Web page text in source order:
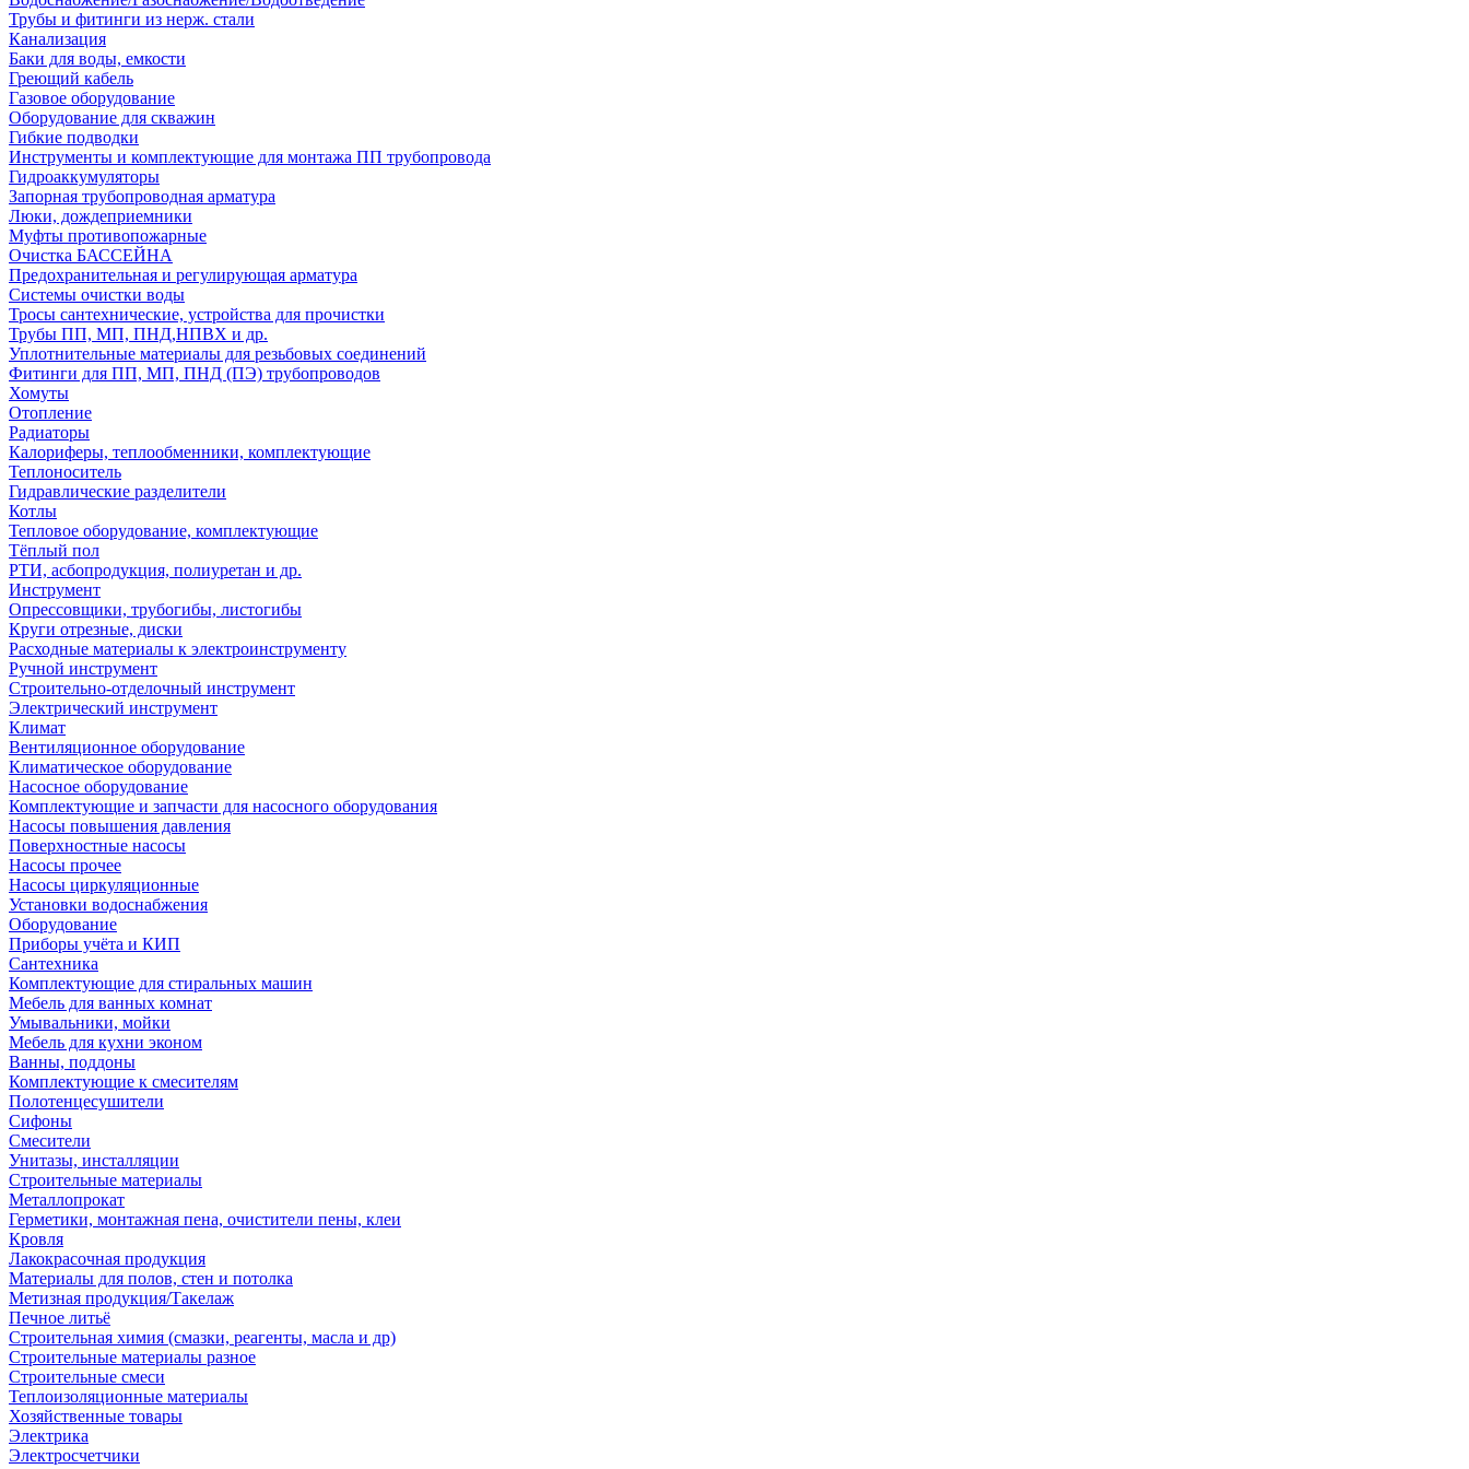
Трубы и фитинги из нерж. стали
Канализация
Баки для воды, емкости
Греющий кабель
Газовое оборудование
Оборудование для скважин
Гибкие подводки
Инструменты и комплектующие для монтажа ПП трубопровода
Гидроаккумуляторы
Запорная трубопроводная арматура
Люки, дождеприемники
Муфты противопожарные
Очистка БАССЕЙНА
Предохранительная и регулирующая арматура
Системы очистки воды
Тросы сантехнические, устройства для прочистки
Трубы ПП, МП, ПНД,НПВХ и др.
Уплотнительные материалы для резьбовых соединений
Фитинги для ПП, МП, ПНД (ПЭ) трубопроводов
Хомуты
Отопление
Радиаторы
Калориферы, теплообменники, комплектующие
Теплоноситель
Гидравлические разделители
Котлы
Тепловое оборудование, комплектующие
Тёплый пол
РТИ, асбопродукция, полиуретан и др.
Инструмент
Опрессовщики, трубогибы, листогибы
Круги отрезные, диски
Расходные материалы к электроинструменту
Ручной инструмент
Строительно-отделочный инструмент
Электрический инструмент
Климат
Вентиляционное оборудование
Климатическое оборудование
Насосное оборудование
Комплектующие и запчасти для насосного оборудования
Насосы повышения давления
Поверхностные насосы
Насосы прочее
Насосы циркуляционные
Установки водоснабжения
Оборудование
Приборы учёта и КИП
Сантехника
Комплектующие для стиральных машин
Мебель для ванных комнат
Умывальники, мойки
Мебель для кухни эконом
Ванны, поддоны
Комплектующие к смесителям
Полотенцесушители
Сифоны
Смесители
Унитазы, инсталляции
Строительные материалы
Металлопрокат
Герметики, монтажная пена, очистители пены, клеи
Кровля
Лакокрасочная продукция
Материалы для полов, стен и потолка
Метизная продукция/Такелаж
Печное литьё
Строительная химия (смазки, реагенты, масла и др)
Строительные материалы разное
Строительные смеси
Теплоизоляционные материалы
Хозяйственные товары
Электрика
Электросчетчики